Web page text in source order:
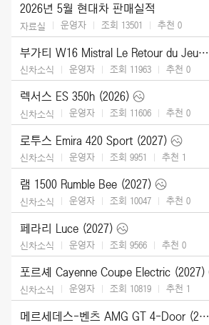
2026년 5월 현대차 판매실적
자료실 운영자 조회 13501 추천 0
부가티 W16 Mistral Le Retour du Jeune Prince (2026)
신차소식 운영자 조회 11963 추천 0
렉서스 ES 350h (2026)
신차소식 운영자 조회 11606 추천 0
로투스 Emira 420 Sport (2027)
신차소식 운영자 조회 9951 추천 1
램 1500 Rumble Bee (2027)
신차소식 운영자 조회 10047 추천 0
페라리 Luce (2027)
신차소식 운영자 조회 9566 추천 0
포르셰 Cayenne Coupe Electric (2027)
신차소식 운영자 조회 10819 추천 1
메르세데스-벤츠 AMG GT 4-Door (2027)